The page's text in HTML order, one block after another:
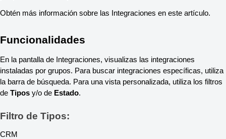
Obtén más información sobre las Integraciones en este artículo.
Funcionalidades
En la pantalla de Integraciones, visualizas las integraciones
instaladas por grupos. Para buscar integraciones específicas, utiliza
la barra de búsqueda. Para una vista personalizada, utiliza los filtros
de Tipos y/o de Estado.
Filtro de Tipos:
CRM